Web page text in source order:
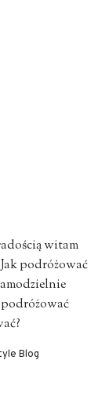
witam
podróżować
podróżować